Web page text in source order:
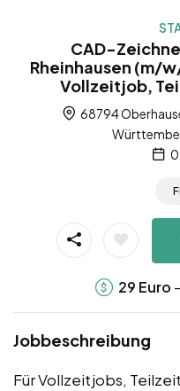
CAD-
Rheinhausen (m/
Vollzeitjob,
68794
29 Euro -
Jobbeschreibung
Für Vollzeitjobs,